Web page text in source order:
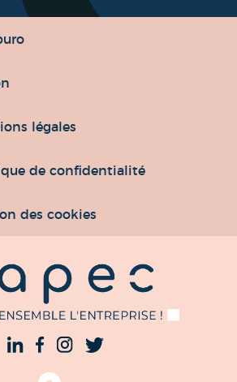
légales
de confidentialité
des cookies